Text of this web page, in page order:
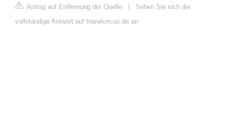
Antrag auf Entfernung der Quelle
Sehen Sie sich die
vollständige Antwort auf travelcircus.de an